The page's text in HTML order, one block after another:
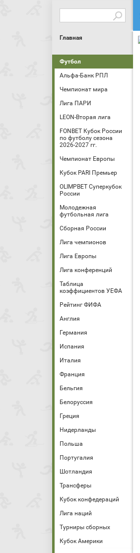
Главная
Футбол
Альфа-Банк РПЛ
Чемпионат мира
Лига ПАРИ
LEON-Вторая лига
FONBET Кубок России
по футболу сезона
2026-2027 гг.
Чемпионат Европы
Кубок PARI Премьер
OLIMPBET Суперкубок
России
Молодежная
футбольная лига
Сборная России
Лига чемпионов
Лига Европы
Лига конференций
Таблица
коэффициентов УЕФА
Рейтинг ФИФА
Англия
Германия
Испания
Италия
Франция
Бельгия
Белоруссия
Греция
Нидерланды
Польша
Португалия
Шотландия
Трансферы
Кубок конфедераций
Лига наций
Турниры сборных
Кубок Америки